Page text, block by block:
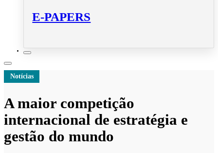
E-PAPERS
Notícias
A maior competição
internacional de estratégia e
gestão do mundo